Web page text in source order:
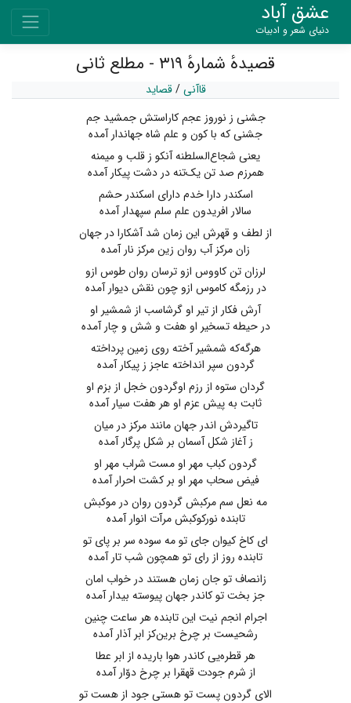
عشق آباد
دنیای شعر و ادبیات
قصیدهٔ شمارهٔ ۳۱۹ - مطلع ثانی
قاآنی/قصاید
جشنی ز نوروز عجم‌ کاراستش جمشید جم
جشنی که با کون و علم شاه جهاندار آمده
یعنی شجاع‌السلطنه آنکو ز قلب و میمنه
همرزم صد تن یک‌تنه در دشت پیکار آمده
اسکندر دارا خدم دارای اسکندر حشم
سالار افریدون علم سلم سپهدار آمده
از لطف ‌و قهرش ‌این ‌زمان ‌شد آشکارا در جهان
زان مرکز آب روان زین مرکز نار آمده
لرزان تن ‌کاووس ازو ترسان روان طوس ازو
در رزمگه ‌کاموس ازو چون نقش دیوار آمده
آرش ‌فکار از تیر او گرشاسب از شمشیر او
در حیطه ‌تسخیر او هفت و شش ‌و چار آمده
هرگه‌که شمشیر آخته روی زمین پرداخته
گردون سپر انداخته عاجز ز پیکار آمده
گردان ستوه از رزم اوگردون خجل از بزم او
ثابت به پیش عزم او هر هفت سیار آمده
تاگیردش اندر جهان مانند مرکز در میان
ز آغاز شکل آسمان بر شکل پرگار آمده
گردون‌ کباب مهر او مست شراب مهر او
فیض سحاب مهر او بر کشت احرار آمده
مه نعل سم مرکبش ‌گردون روان در موکبش
تابنده نورکوکبش مرآت انوار آمده
ای‌ کاخ‌ کیوان جای تو مه سوده سر بر پای تو
تابنده روز از رای تو همچون شب تار آمده
زانصاف تو جان زمان هستند در خواب امان
جز بخت تو کاندر جهان پیوسته بیدار آمده
اجرام انجم نیت این تابنده هر ساعت چنین
رشحیست بر چرخ برین‌کز ابر آذار آمده
هر قطره‌یی کاندر هوا باریده از ابر عطا
از شرم جودت قهقرا بر چرخ دوّار آمده
الای گردون پست تو هستی جود از هست تو